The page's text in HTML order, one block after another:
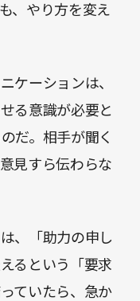
、やり方を変え
ケーションは、
る意識が必要と
だ。相手が聞く
見すら伝わらな
、「助力の申し
るという「要求
ていたら、急か